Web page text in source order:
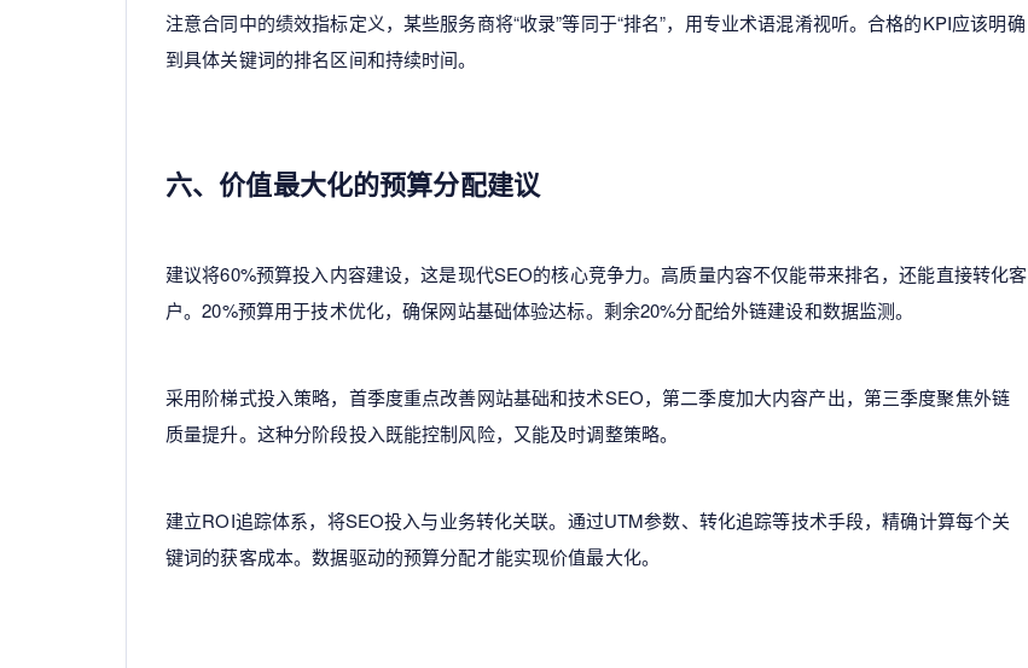
注意合同中的绩效指标定义，某些服务商将“收录”等同于“排名”，用专业术语混淆视听。合格的KPI应该明确
到具体关键词的排名区间和持续时间。
六、价值最大化的预算分配建议
建议将60%预算投入内容建设，这是现代SEO的核心竞争力。高质量内容不仅能带来排名，还能直接转化客
户。20%预算用于技术优化，确保网站基础体验达标。剩余20%分配给外链建设和数据监测。
采用阶梯式投入策略，首季度重点改善网站基础和技术SEO，第二季度加大内容产出，第三季度聚焦外链
质量提升。这种分阶段投入既能控制风险，又能及时调整策略。
建立ROI追踪体系，将SEO投入与业务转化关联。通过UTM参数、转化追踪等技术手段，精确计算每个关
键词的获客成本。数据驱动的预算分配才能实现价值最大化。